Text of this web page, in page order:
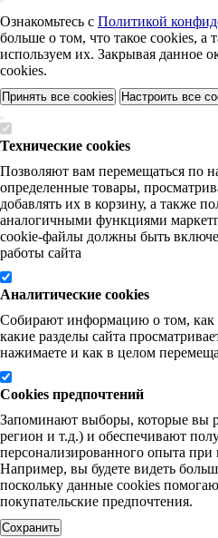
Ознакомьтесь с Политикой
больше о том, что такое cookies, а
используем их. Закрывая данное
cookies.
Принять все cookies Настроить все
Технические cookies
Позволяют вам перемещаться по
определенные товары,
добавлять их в корзину, а также
аналогичными функциями
cookie-файлы должны быть
работы сайта
Аналитические cookies
Собирают информацию о том, как
какие разделы сайта
нажимаете и как в целом
Cookies предпочтений
Запоминают выборы, которые вы
регион и т.д.) и обеспечивают
персонализированного опыта при
Например, вы будете видеть
поскольку данные cookies
покупательские предпочтения.
Сохранить